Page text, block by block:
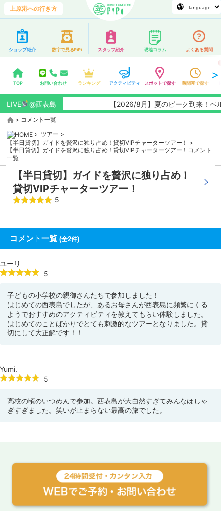
上原港への行き方
ショップ紹介 数字で見るPiPi スタッフ紹介 現地コラム よくある質問
TOP お問い合わせ ランキング アクティビティ スポットで探す 時間帯で探す
LIVE @西表島 【2026/8月】夏のピーク到来！ペ
> コメント一覧
> ツアー >
【半日貸切】ガイドを贅沢に独り占め！貸切VIPチャーターツアー！ >
【半日貸切】ガイドを贅沢に独り占め！貸切VIPチャーターツアー！コメント
一覧
【半日貸切】ガイドを贅沢に独り占め！
貸切VIPチャーターツアー！
5
コメント一覧 (全2件)
ユーリ
5
子どもの小学校の親御さんたちで参加しました！
はじめての西表島でしたが、あるお母さんが西表島に頻繁にくる
ようでおすすめのアクティビティを教えてもらい体験しました。
はじめてのことばかりでとても刺激的なツアーとなりました。貸
切にして大正解です！！
Yumi.
5
高校の頃のいつめんで参加。西表島が大自然すぎてみんなはしゃ
ぎすぎました。笑いが止まらない最高の旅でした。